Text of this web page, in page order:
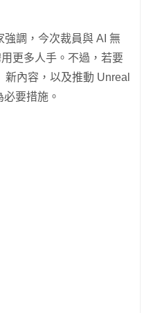
調，今次裁員與 AI 無
更多人手。不過，若要
內容，以及推動 Unreal
要措施。